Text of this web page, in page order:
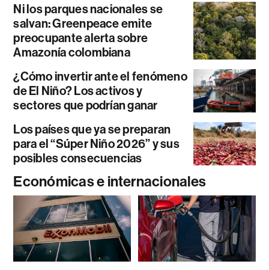
Ni los parques nacionales se
salvan: Greenpeace emite
preocupante alerta sobre
Amazonía colombiana
¿Cómo invertir ante el fenómeno
de El Niño? Los activos y
sectores que podrían ganar
Los países que ya se preparan
para el “Súper Niño 2026” y sus
posibles consecuencias
Económicas e internacionales